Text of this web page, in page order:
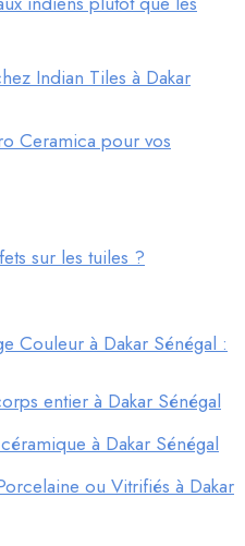
Indian Tiles à Dakar
Ceramica pour vos
sur les tuiles ?
Couleur à Dakar Sénégal :
entier à Dakar Sénégal
à Dakar Sénégal
ou Vitrifiés à Dakar